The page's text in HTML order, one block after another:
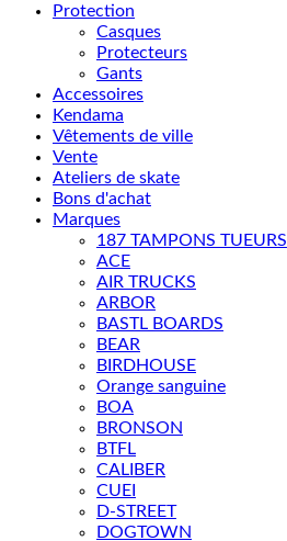
Protection
Casques
Protecteurs
Gants
Accessoires
Kendama
Vêtements de ville
Vente
Ateliers de skate
Bons d'achat
Marques
187 TAMPONS TUEURS
ACE
AIR TRUCKS
ARBOR
BASTL BOARDS
BEAR
BIRDHOUSE
Orange sanguine
BOA
BRONSON
BTFL
CALIBER
CUEI
D-STREET
DOGTOWN